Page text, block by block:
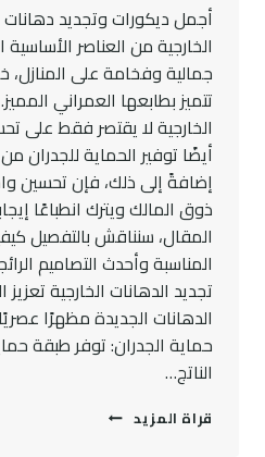
أجمل ديكورات وتجديد دهانات
الخارجية من العناصر
جمالية وفخامة على
تتميز بطابعها العمراني
الخارجية لا يقتصر فقط على
أيضًا توفير الحماية للجدران
إضافةً إلى ذلك، فإن تحسين
ذوق المالك ويترك انطباعًا
المقال، سنناقش بالتفصيل
المناسبة وأحدث التصاميم
تجديد الدهانات الخارجية
الدهانات الجديدة مظهرًا
حماية الجدران: توفر طبقة
الناتج…
قراة المزيد أجمل